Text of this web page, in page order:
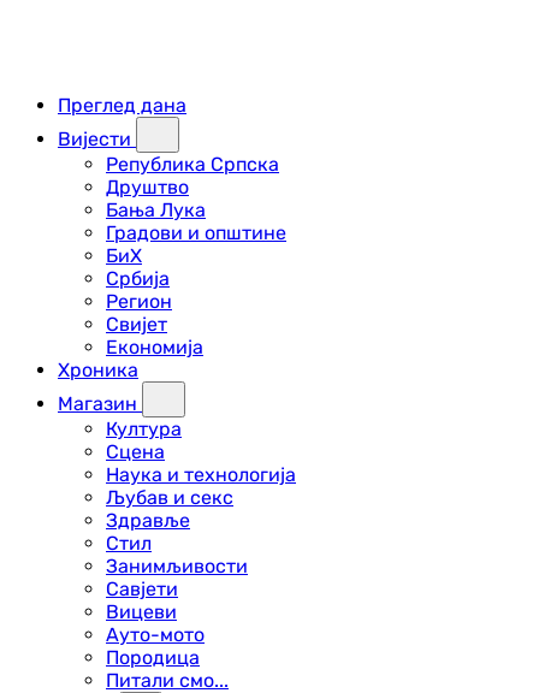
Преглед дана
Вијести
Република Српска
Друштво
Бања Лука
Градови и општине
БиХ
Србија
Регион
Свијет
Економија
Хроника
Магазин
Култура
Сцена
Наука и технологија
Љубав и секс
Здравље
Стил
Занимљивости
Савјети
Вицеви
Ауто-мото
Породица
Питали смо...